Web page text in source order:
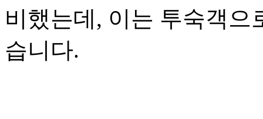
비했는데, 이는 투숙객
습니다.